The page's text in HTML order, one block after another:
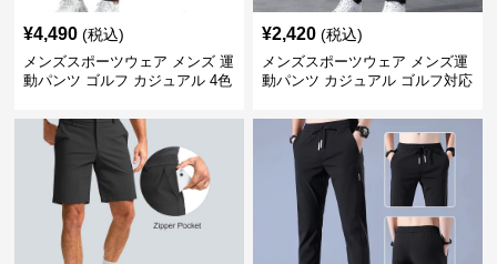
¥4,490 (税込)
メンズスポーツウェア メンズ 運
動パンツ ゴルフ カジュアル 4色
¥2,420 (税込)
メンズスポーツウェア メンズ運
動パンツ カジュアル ゴルフ対応